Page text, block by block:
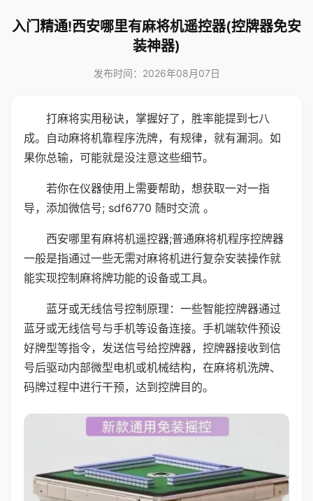
入门精通!西安哪里有麻将机遥控器(控牌器免安
装神器)
发布时间：2026年08月07日
打麻将实用秘诀，掌握好了，胜率能提到七八
成。自动麻将机靠程序洗牌，有规律，就有漏洞。如
果你总输，可能就是没注意这些细节。
若你在仪器使用上需要帮助，想获取一对一指
导，添加微信号; sdf6770 随时交流 。
西安哪里有麻将机遥控器;普通麻将机程序控牌器
一般是指通过一些无需对麻将机进行复杂安装操作就
能实现控制麻将牌功能的设备或工具。
蓝牙或无线信号控制原理：一些智能控牌器通过
蓝牙或无线信号与手机等设备连接。手机端软件预设
好牌型等指令，发送信号给控牌器，控牌器接收到信
号后驱动内部微型电机或机械结构，在麻将机洗牌、
码牌过程中进行干预，达到控牌目的。